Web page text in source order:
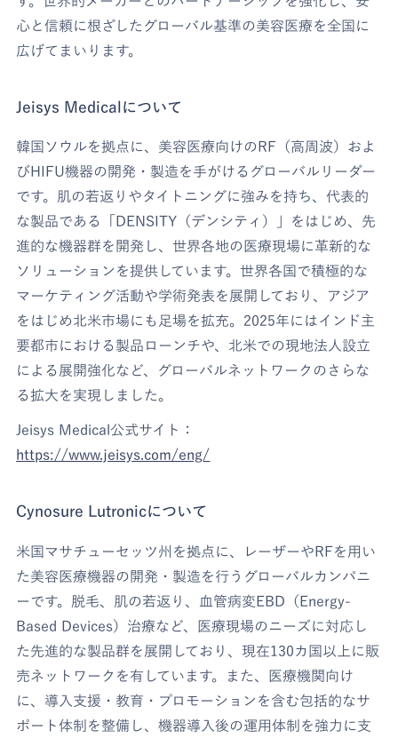
心と信頼に根ざしたグローバル基準の美容医療を全国に
広げてまいります。
Jeisys Medicalについて
韓国ソウルを拠点に、美容医療向けのRF（高周波）およ
びHIFU機器の開発・製造を手がけるグローバルリーダー
です。肌の若返りやタイトニングに強みを持ち、代表的
な製品である「DENSITY（デンシティ）」をはじめ、先
進的な機器群を開発し、世界各地の医療現場に革新的な
ソリューションを提供しています。世界各国で積極的な
マーケティング活動や学術発表を展開しており、アジア
をはじめ北米市場にも足場を拡充。2025年にはインド主
要都市における製品ローンチや、北米での現地法人設立
による展開強化など、グローバルネットワークのさらな
る拡大を実現しました。
Jeisys Medical公式サイト：
https://www.jeisys.com/eng/
Cynosure Lutronicについて
米国マサチューセッツ州を拠点に、レーザーやRFを用い
た美容医療機器の開発・製造を行うグローバルカンパニ
ーです。脱毛、肌の若返り、血管病変EBD（Energy-
Based Devices）治療など、医療現場のニーズに対応し
た先進的な製品群を展開しており、現在130カ国以上に販
売ネットワークを有しています。また、医療機関向け
に、導入支援・教育・プロモーションを含む包括的なサ
ポート体制を整備し、機器導入後の運用体制を強力に支